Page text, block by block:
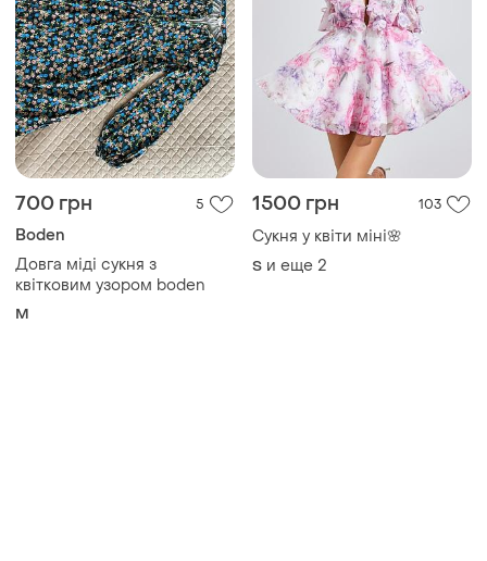
700 грн 5
Boden
Довга міді сукня з
квітковим узором boden
1500 грн 103
Сукня у квіти міні🌸
2